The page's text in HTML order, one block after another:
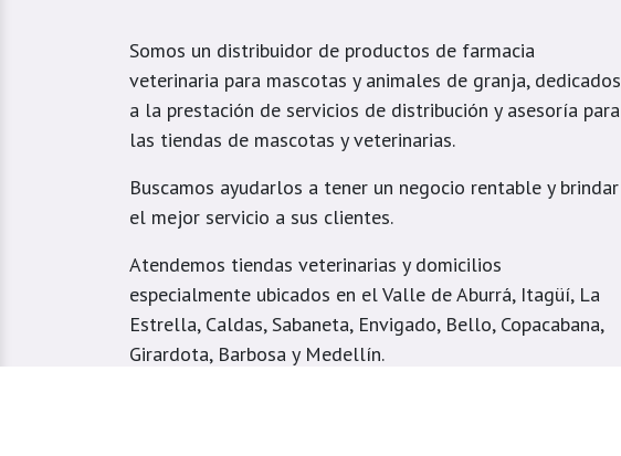
Somos un distribuidor de productos de farmacia
veterinaria para mascotas y animales de granja, dedicados
a la prestación de servicios de distribución y asesoría para
las tiendas de mascotas y veterinarias.
Buscamos ayudarlos a tener un negocio rentable y brindar
el mejor servicio a sus clientes.
Atendemos tiendas veterinarias y domicilios
especialmente ubicados en el Valle de Aburrá, Itagüí, La
Estrella, Caldas, Sabaneta, Envigado, Bello, Copacabana,
Girardota, Barbosa y Medellín.